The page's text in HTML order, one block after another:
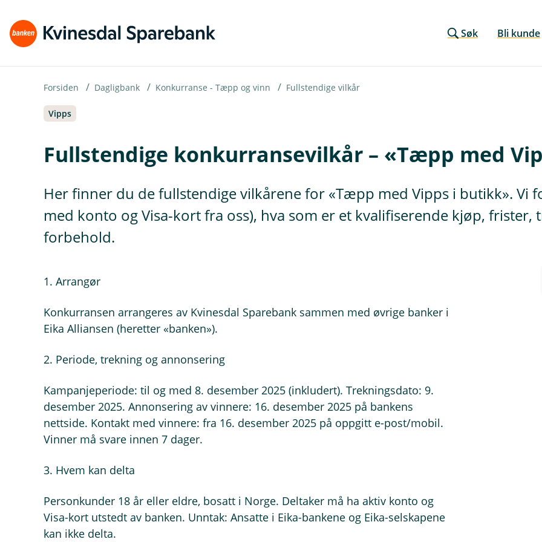
Søk Bli kunde
Forsiden Dagligbank Konkurranse - Tæpp og vinn Fullstendige vilkår
Vipps
Fullstendige konkurransevilkår – «Tæpp med
Her finner du de fullstendige vilkårene for «Tæpp med Vipps i butikk». Vi
med konto og Visa-kort fra oss), hva som er et kvalifiserende kjøp,
forbehold.
1. Arrangør
Konkurransen arrangeres av Kvinesdal Sparebank sammen med øvrige banker i
Eika Alliansen (heretter «banken»).
2. Periode, trekning og annonsering
Kampanjeperiode: til og med 8. desember 2025 (inkludert). Trekningsdato: 9.
desember 2025. Annonsering av vinnere: 16. desember 2025 på bankens
nettside. Kontakt med vinnere: fra 16. desember 2025 på oppgitt e-post/mobil.
Vinner må svare innen 7 dager.
3. Hvem kan delta
Personkunder 18 år eller eldre, bosatt i Norge. Deltaker må ha aktiv konto og
Visa-kort utstedt av banken. Unntak: Ansatte i Eika-bankene og Eika-selskapene
kan ikke delta.